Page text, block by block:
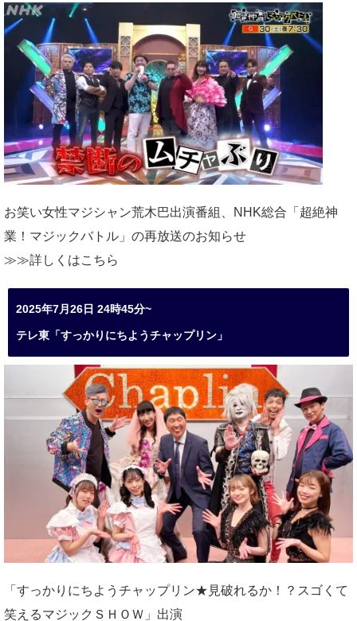
お笑い女性マジシャン荒木巴出演番組、
NHK総合「超絶神
業！マジックバトル」の再放送のお知らせ
≫≫詳しくはこちら
2025年7月26日 24時45分~
テレ東「すっかりにちようチャップリン」
「すっかりにちようチャップリン★見破れるか！？スゴくて
笑えるマジックＳＨＯＷ」出演